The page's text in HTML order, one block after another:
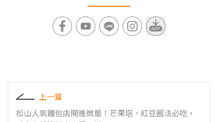
上一篇
松山人氣麵包店開進微風！芒果塔、紅豆圓法必吃，